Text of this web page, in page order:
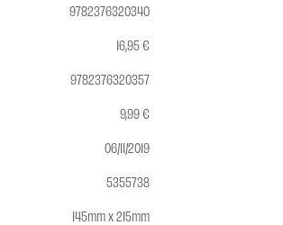
9782376320340
16,95 €
9782376320357
9,99 €
06/11/2019
5355738
145mm x 215mm